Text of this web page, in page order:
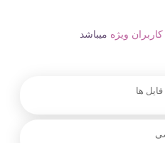
کاربران ویژه میباشد
ها